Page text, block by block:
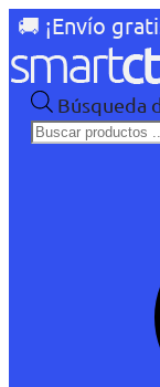
🚚 ¡Envío
Búsqueda